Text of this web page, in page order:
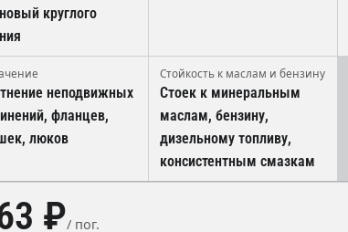
круглого
неподвижных
фланцев,
люков
Стойкость к маслам и бензину
Стоек к минеральным
маслам, бензину,
дизельному топливу,
консистентным смазкам
₽/ пог.